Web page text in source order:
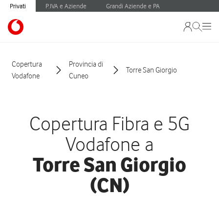
Privati P.IVA e Aziende Grandi Aziende e PA
Copertura
Vodafone
Provincia di
Cuneo
Torre San Giorgio
Copertura Fibra e 5G
Vodafone a
Torre San Giorgio
(CN)